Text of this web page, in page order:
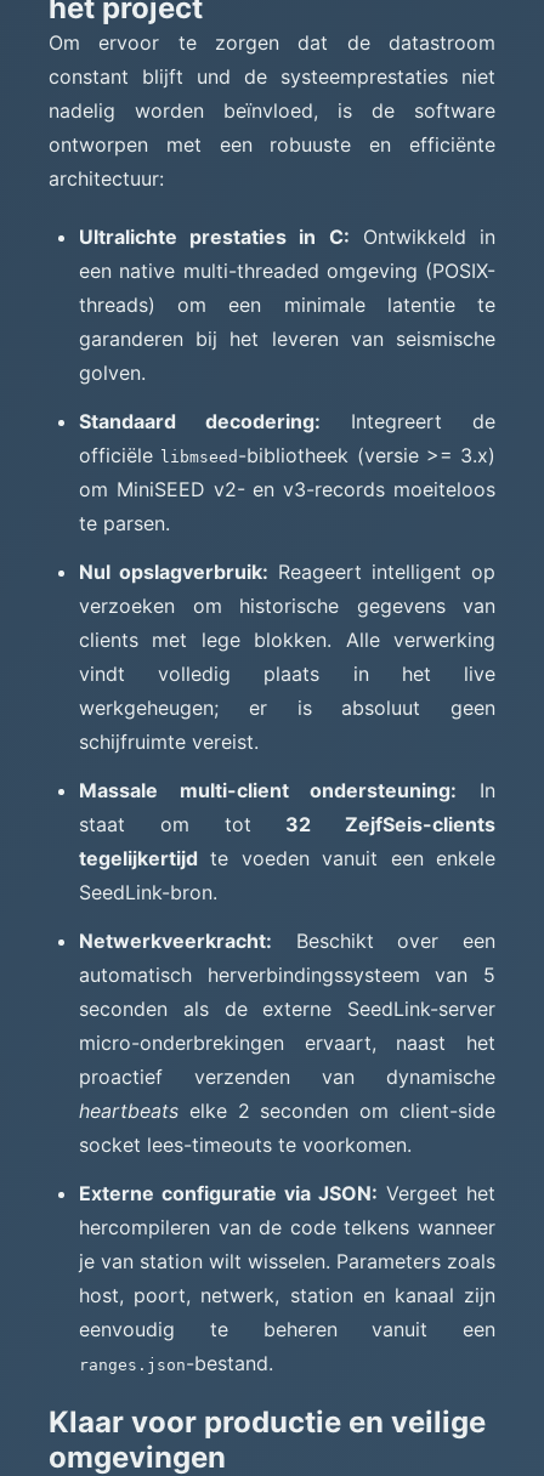
het project
Om ervoor te zorgen dat de datastroom
constant blijft und de systeemprestaties niet
nadelig worden beïnvloed, is de software
ontworpen met een robuuste en efficiënte
architectuur:
Ultralichte prestaties in C: Ontwikkeld in
een native multi-threaded omgeving (POSIX-
threads) om een minimale latentie te
garanderen bij het leveren van seismische
golven.
Standaard decodering: Integreert de
officiële libmseed -bibliotheek (versie >= 3.x)
om MiniSEED v2- en v3-records moeiteloos
te parsen.
Nul opslagverbruik: Reageert intelligent op
verzoeken om historische gegevens van
clients met lege blokken. Alle verwerking
vindt volledig plaats in het live
werkgeheugen; er is absoluut geen
schijfruimte vereist.
Massale multi-client ondersteuning: In
staat om tot 32 ZejfSeis-clients
tegelijkertijd te voeden vanuit een enkele
SeedLink-bron.
Netwerkveerkracht: Beschikt over een
automatisch herverbindingssysteem van 5
seconden als de externe SeedLink-server
micro-onderbrekingen ervaart, naast het
proactief verzenden van dynamische
heartbeats elke 2 seconden om client-side
socket lees-timeouts te voorkomen.
Externe configuratie via JSON: Vergeet het
hercompileren van de code telkens wanneer
je van station wilt wisselen. Parameters zoals
host, poort, netwerk, station en kanaal zijn
eenvoudig te beheren vanuit een
ranges.json-bestand.
Klaar voor productie en veilige
omgevingen